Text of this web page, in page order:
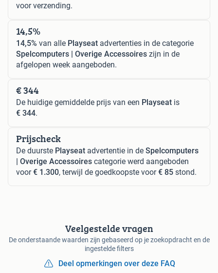
voor verzending.
14,5%
14,5% van alle Playseat advertenties in de categorie
Spelcomputers | Overige Accessoires zijn in de
afgelopen week aangeboden.
€ 344
De huidige gemiddelde prijs van een Playseat is
€ 344.
Prijscheck
De duurste Playseat advertentie in de Spelcomputers
| Overige Accessoires categorie werd aangeboden
voor€ 1.300, terwijl de goedkoopste voor€ 85 stond.
Veelgestelde vragen
De onderstaande waarden zijn gebaseerd op je zoekopdracht en de
ingestelde filters
Deel opmerkingen over deze FAQ